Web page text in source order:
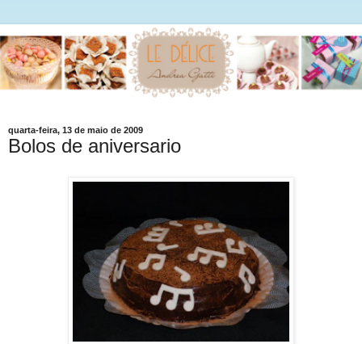
quarta-feira, 13 de maio de 2009
Bolos de aniversario